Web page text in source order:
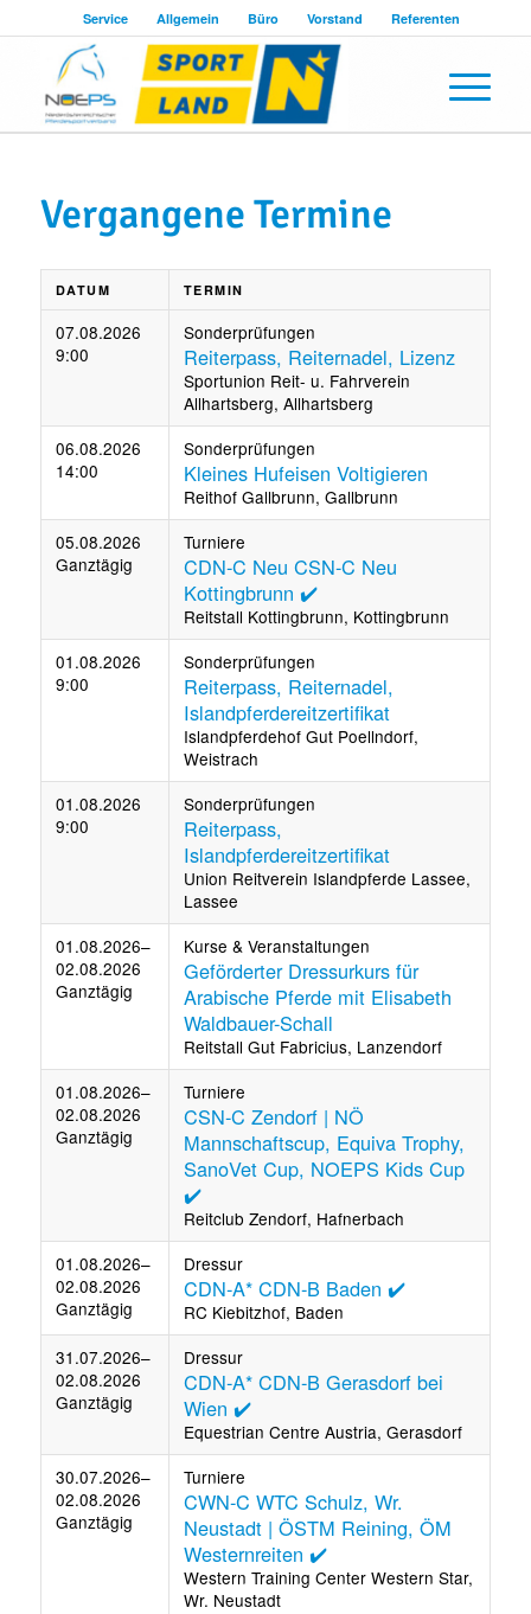
Service Allgemein Büro Vorstand Referenten
Vergangene Termine
DATUM TERMIN
07.08.2026
9:00
Sonderprüfungen
Reiterpass, Reiternadel, Lizenz
Sportunion Reit- u. Fahrverein
Allhartsberg, Allhartsberg
06.08.2026
14:00
Sonderprüfungen
Kleines Hufeisen Voltigieren
Reithof Gallbrunn, Gallbrunn
05.08.2026
Ganztägig
Turniere
CDN-C Neu CSN-C Neu
Kottingbrunn ✔️
Reitstall Kottingbrunn, Kottingbrunn
01.08.2026
9:00
Sonderprüfungen
Reiterpass, Reiternadel,
Islandpferdereitzertifikat
Islandpferdehof Gut Poellndorf,
Weistrach
01.08.2026
9:00
Sonderprüfungen
Reiterpass,
Islandpferdereitzertifikat
Union Reitverein Islandpferde Lassee,
Lassee
01.08.2026–
02.08.2026
Ganztägig
Kurse & Veranstaltungen
Geförderter Dressurkurs für
Arabische Pferde mit Elisabeth
Waldbauer-Schall
Reitstall Gut Fabricius, Lanzendorf
01.08.2026–
02.08.2026
Ganztägig
Turniere
CSN-C Zendorf | NÖ
Mannschaftscup, Equiva Trophy,
SanoVet Cup, NOEPS Kids Cup
✔️
Reitclub Zendorf, Hafnerbach
01.08.2026–
02.08.2026
Ganztägig
Dressur
CDN-A* CDN-B Baden ✔️
RC Kiebitzhof, Baden
31.07.2026–
02.08.2026
Ganztägig
Dressur
CDN-A* CDN-B Gerasdorf bei
Wien ✔️
Equestrian Centre Austria, Gerasdorf
30.07.2026–
02.08.2026
Ganztägig
Turniere
CWN-C WTC Schulz, Wr.
Neustadt | ÖSTM Reining, ÖM
Westernreiten ✔️
Western Training Center Western Star,
Wr. Neustadt